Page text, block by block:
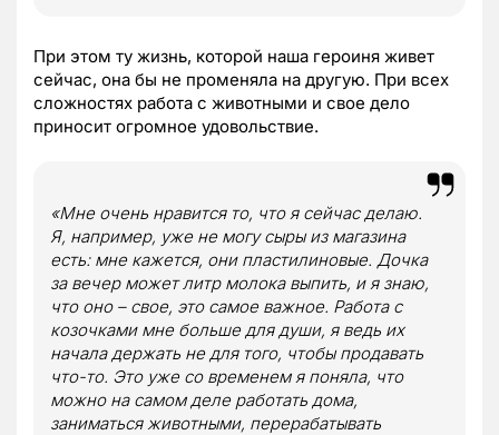
При этом ту жизнь, которой наша героиня живет
сейчас, она бы не променяла на другую. При всех
сложностях работа с животными и свое дело
приносит огромное удовольствие.
«Мне очень нравится то, что я сейчас делаю.
Я, например, уже не могу сыры из магазина
есть: мне кажется, они пластилиновые. Дочка
за вечер может литр молока выпить, и я знаю,
что оно – свое, это самое важное. Работа с
козочками мне больше для души, я ведь их
начала держать не для того, чтобы продавать
что-то. Это уже со временем я поняла, что
можно на самом деле работать дома,
заниматься животными, перерабатывать